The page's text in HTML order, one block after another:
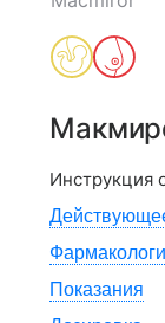
Инструкция
Показания